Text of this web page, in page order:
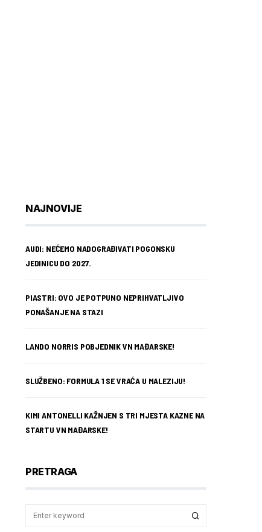
NAJNOVIJE
AUDI: NEĆEMO NADOGRAĐIVATI POGONSKU
JEDINICU DO 2027.
PIASTRI: OVO JE POTPUNO NEPRIHVATLJIVO
PONAŠANJE NA STAZI
LANDO NORRIS POBJEDNIK VN MAĐARSKE!
SLUŽBENO: FORMULA 1 SE VRAĆA U MALEZIJU!
KIMI ANTONELLI KAŽNJEN S TRI MJESTA KAZNE NA
STARTU VN MAĐARSKE!
PRETRAGA